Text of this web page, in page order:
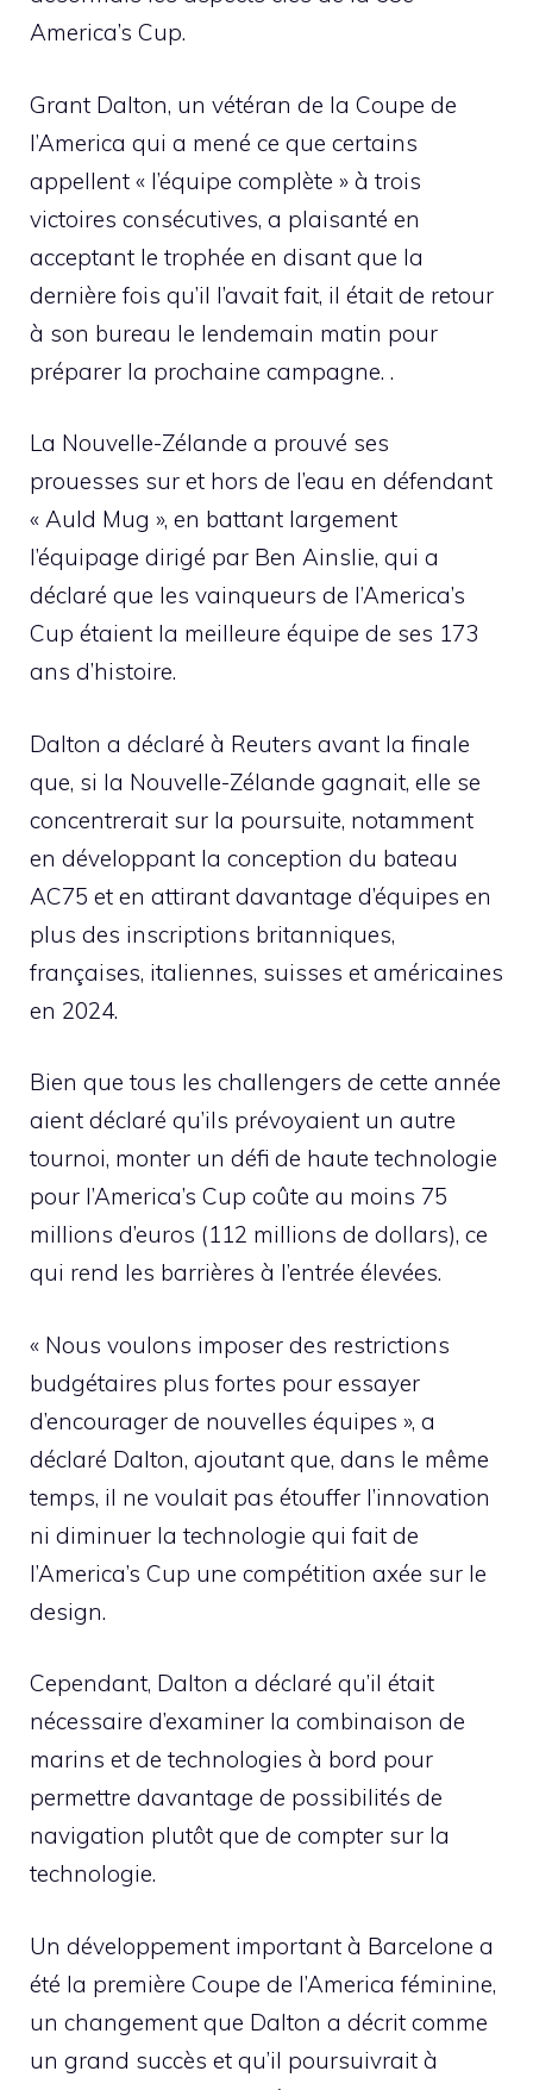
America’s Cup.
Grant Dalton, un vétéran de la Coupe de
l’America qui a mené ce que certains
appellent « l’équipe complète » à trois
victoires consécutives, a plaisanté en
acceptant le trophée en disant que la
dernière fois qu’il l’avait fait, il était de retour
à son bureau le lendemain matin pour
préparer la prochaine campagne. .
La Nouvelle-Zélande a prouvé ses
prouesses sur et hors de l’eau en défendant
« Auld Mug », en battant largement
l’équipage dirigé par Ben Ainslie, qui a
déclaré que les vainqueurs de l’America’s
Cup étaient la meilleure équipe de ses 173
ans d’histoire.
Dalton a déclaré à Reuters avant la finale
que, si la Nouvelle-Zélande gagnait, elle se
concentrerait sur la poursuite, notamment
en développant la conception du bateau
AC75 et en attirant davantage d’équipes en
plus des inscriptions britanniques,
françaises, italiennes, suisses et américaines
en 2024.
Bien que tous les challengers de cette année
aient déclaré qu’ils prévoyaient un autre
tournoi, monter un défi de haute technologie
pour l’America’s Cup coûte au moins 75
millions d’euros (112 millions de dollars), ce
qui rend les barrières à l’entrée élevées.
« Nous voulons imposer des restrictions
budgétaires plus fortes pour essayer
d’encourager de nouvelles équipes », a
déclaré Dalton, ajoutant que, dans le même
temps, il ne voulait pas étouffer l’innovation
ni diminuer la technologie qui fait de
l’America’s Cup une compétition axée sur le
design.
Cependant, Dalton a déclaré qu’il était
nécessaire d’examiner la combinaison de
marins et de technologies à bord pour
permettre davantage de possibilités de
navigation plutôt que de compter sur la
technologie.
Un développement important à Barcelone a
été la première Coupe de l’America féminine,
un changement que Dalton a décrit comme
un grand succès et qu’il poursuivrait à